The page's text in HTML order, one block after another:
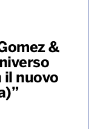
&
il nuovo